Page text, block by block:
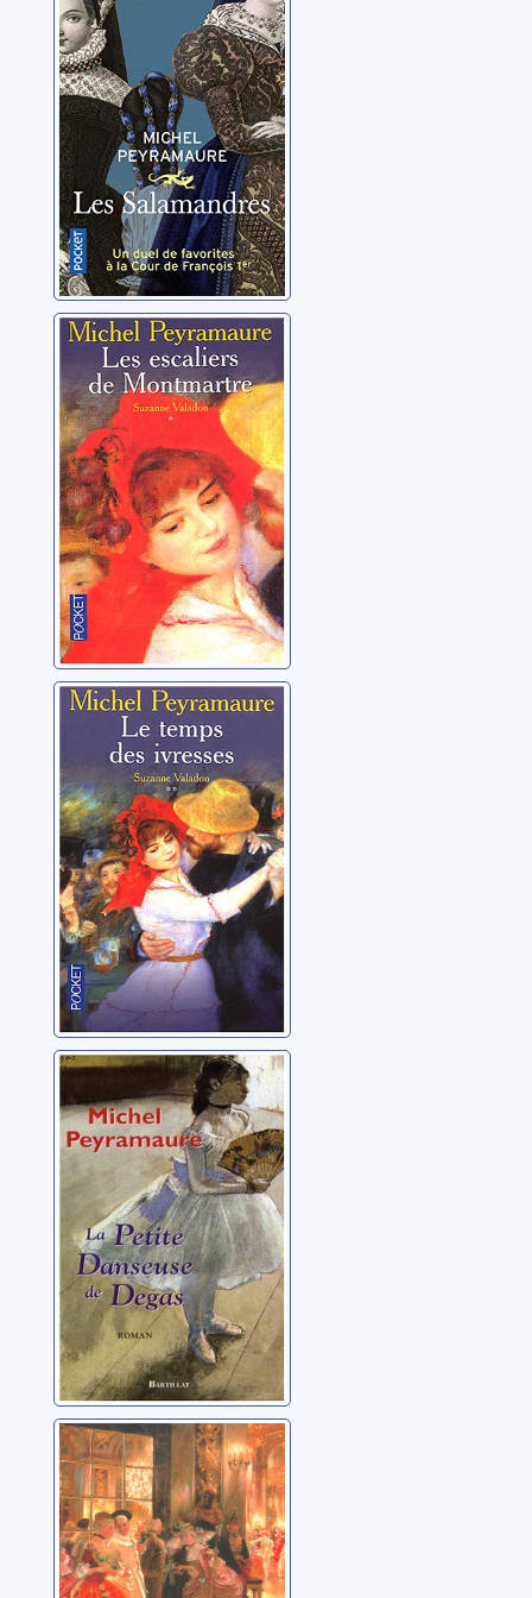
duel de favorites
à la cour de
François Ier
Peyramaure, Michel
Suzanne
Valadon: 01: Les
escaliers de
Montmartre
Peyramaure, Michel
Suzanne
Valadon: 02: Le
temps des
ivresses
Peyramaure, Michel
La petite
danseuse de
Degas: roman
Peyramaure, Michel
L'ancien régime:
[1]: Les bals de
Versailles
Peyramaure, Michel